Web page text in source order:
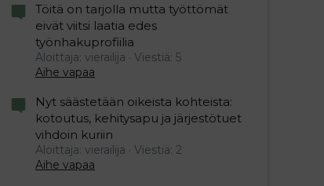
Töitä on tarjolla mutta työttömät
eivät viitsi laatia edes
työnhakuprofiilia
Aloittaja: vierailija
Viestiä: 5
Aihe vapaa
Nyt säästetään oikeista kohteista:
kotoutus, kehitysapu ja järjestötuet
vihdoin kuriin
Aloittaja: vierailija
Viestiä: 2
Aihe vapaa